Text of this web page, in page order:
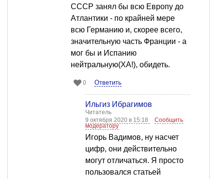
СССР занял бы всю Европу до
Атлантики - по крайней мере
всю Германию и, скорее всего,
значительную часть Франции - а
мог бы и Испанию
нейтральную(ХА!), обидеть.
0 Ответить
Ильгиз Ибрагимов
Читатель
9 октября 2020 в 15:18
Сообщить
модератору
Игорь Вадимов, ну насчет
цифр, они действительно
могут отличаться. Я просто
пользовался статьей